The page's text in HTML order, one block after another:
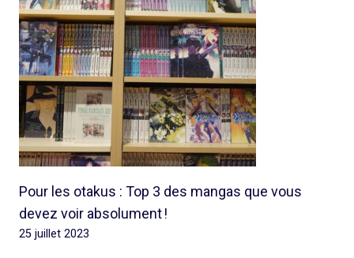
Pour les otakus : Top 3 des mangas que vous
devez voir absolument !
25 juillet 2023